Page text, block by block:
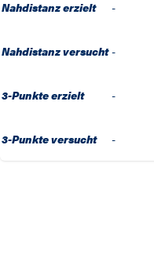
Nahdistanz erzielt -
Nahdistanz versucht -
3-Punkte erzielt -
3-Punkte versucht -